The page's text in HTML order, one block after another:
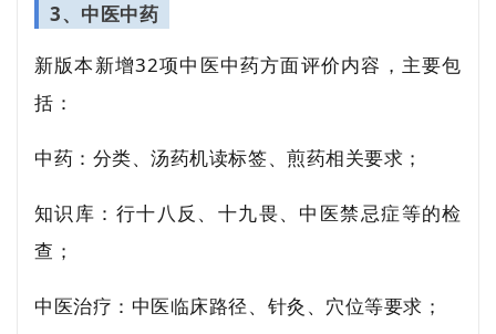
3、中医中药
新版本新增32项中医中药方面评价内容，主要包
括：
中药：分类、汤药机读标签、煎药相关要求；
知识库：行十八反、十九畏、中医禁忌症等的检
查；
中医治疗：中医临床路径、针灸、穴位等要求；